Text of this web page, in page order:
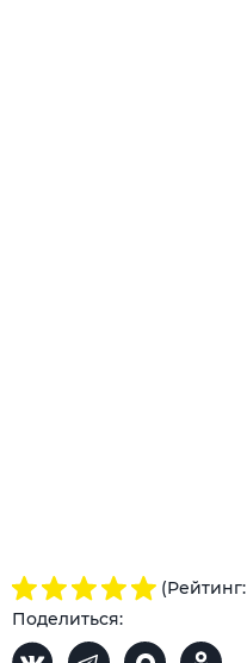
(Рейтинг:
Поделиться: